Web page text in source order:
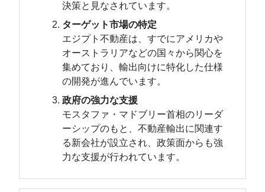
決策と見なされています。
ターゲット市場の特定
エジプト不動産は、すでにアメリカや
オーストラリアなどの国々から関心を
集めており、輸出向けに特化した仕様
の開発が進んでいます。
政府の強力な支援
モスタファ・マドブリー首相のリーダ
ーシップのもと、不動産輸出に関連す
る新会社が設立され、政策面からも強
力な支援が行われています。